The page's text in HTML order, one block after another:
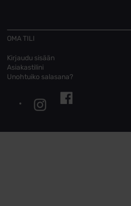
OMA TILI
Kirjaudu sisään
Asiakastilini
Unohtuiko salasana?